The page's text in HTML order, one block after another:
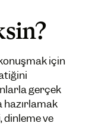
için
gerçek
hazırlamak
dinleme ve